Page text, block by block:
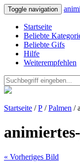
Toggle navigation
Startseite
Beliebte
Beliebte Gifs
Hilfe
Weiterempfehlen
Startseite /P /Palmen /
« Vorheriges Bild